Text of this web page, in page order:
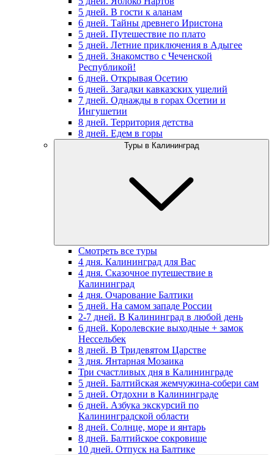
5 дней. В гости к аланам
6 дней. Тайны древнего Иристона
5 дней. Путешествие по плато
5 дней. Летние приключения в Адыгее
5 дней. Знакомство с Чеченской
Республикой!
6 дней. Открывая Осетию
6 дней. Загадки кавказских ущелий
7 дней. Однажды в горах Осетии и
Ингушетии
8 дней. Территория детства
8 дней. Едем в горы
Туры в Калининград
Смотреть все туры
4 дня. Калининград для Вас
4 дня. Сказочное путешествие в
Калининград
4 дня. Очарование Балтики
5 дней. На самом западе России
2-7 дней. В Калининград в любой день
6 дней. Королевские выходные + замок
Нессельбек
8 дней. В Тридевятом Царстве
3 дня. Янтарная Мозаика
Три счастливых дня в Калининграде
5 дней. Балтийская жемчужина-собери сам
5 дней. Отдохни в Калининграде
6 дней. Азбука экскурсий по
Калининградской области
8 дней. Солнце, море и янтарь
8 дней. Балтийское сокровище
10 дней. Отпуск на Балтике